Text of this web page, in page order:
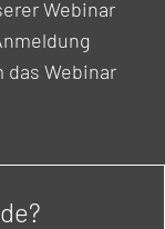
Webinar
das Webinar